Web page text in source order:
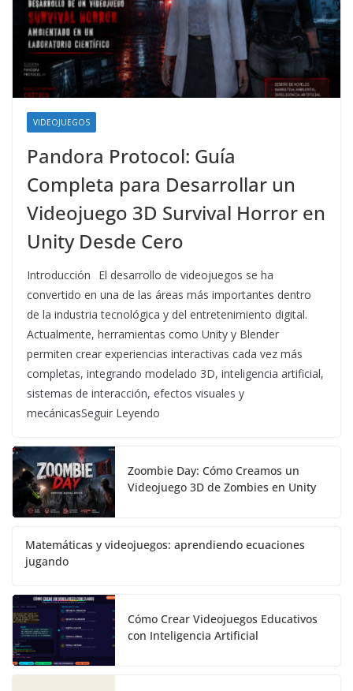
VIDEOJUEGOS
Pandora Protocol: Guía
Completa para Desarrollar un
Videojuego 3D Survival Horror en
Unity Desde Cero
Introducción El desarrollo de videojuegos se ha
convertido en una de las áreas más importantes dentro
de la industria tecnológica y del entretenimiento digital.
Actualmente, herramientas como Unity y Blender
permiten crear experiencias interactivas cada vez más
completas, integrando modelado 3D, inteligencia artificial,
sistemas de interacción, efectos visuales y
mecánicasSeguir Leyendo
Zoombie Day: Cómo Creamos un
Videojuego 3D de Zombies en Unity
Matemáticas y videojuegos: aprendiendo ecuaciones
jugando
Cómo Crear Videojuegos Educativos
con Inteligencia Artificial